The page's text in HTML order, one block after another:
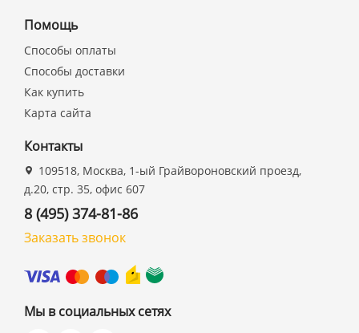
Помощь
Способы оплаты
Способы доставки
Как купить
Карта сайта
Контакты
109518, Москва, 1-ый Грайвороновский проезд,
д.20, стр. 35, офис 607
8 (495) 374-81-86
Заказать звонок
Мы в социальных сетях